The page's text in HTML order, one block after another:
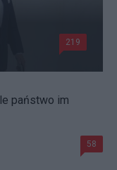
219
państwo im
58